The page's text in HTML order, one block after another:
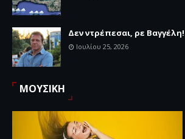
Δεν ντρέπεσαι, ρε
Ιουλίου 25, 2026
ΜΟΥΣΙΚΗ